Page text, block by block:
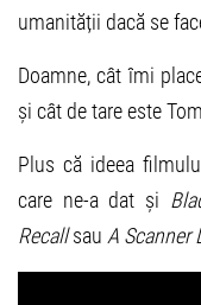
umanității dacă se
Doamne, cât îmi
și cât de tare este
Plus că ideea
care ne-a dat și
Recallsau A Scanner